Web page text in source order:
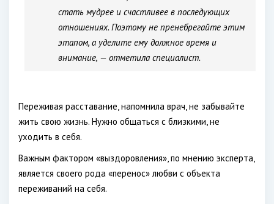
стать мудрее и счастливее в последующих
отношениях. Поэтому не пренебрегайте этим
этапом, а уделите ему должное время и
внимание, — отметила специалист.
Переживая расставание, напомнила врач, не забывайте
жить свою жизнь. Нужно общаться с близкими, не
уходить в себя.
Важным фактором «выздоровления», по мнению эксперта,
является своего рода «перенос» любви с объекта
переживаний на себя.